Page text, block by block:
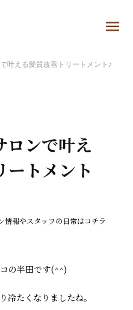
叶える髪質改善トリートメント♪
ロンで叶え
ートメント
情報やスタッフの日常はコチラ
の半田です(^^)
冷たくなりましたね。